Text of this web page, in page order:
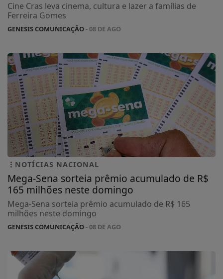
Cine Cras leva cinema, cultura e lazer a famílias de
Ferreira Gomes
GENESIS COMUNICAÇÃO- 08 DE AGO
NOTÍCIAS NACIONAL
Mega-Sena sorteia prêmio acumulado de R$
165 milhões neste domingo
Mega-Sena sorteia prêmio acumulado de R$ 165
milhões neste domingo
GENESIS COMUNICAÇÃO- 08 DE AGO